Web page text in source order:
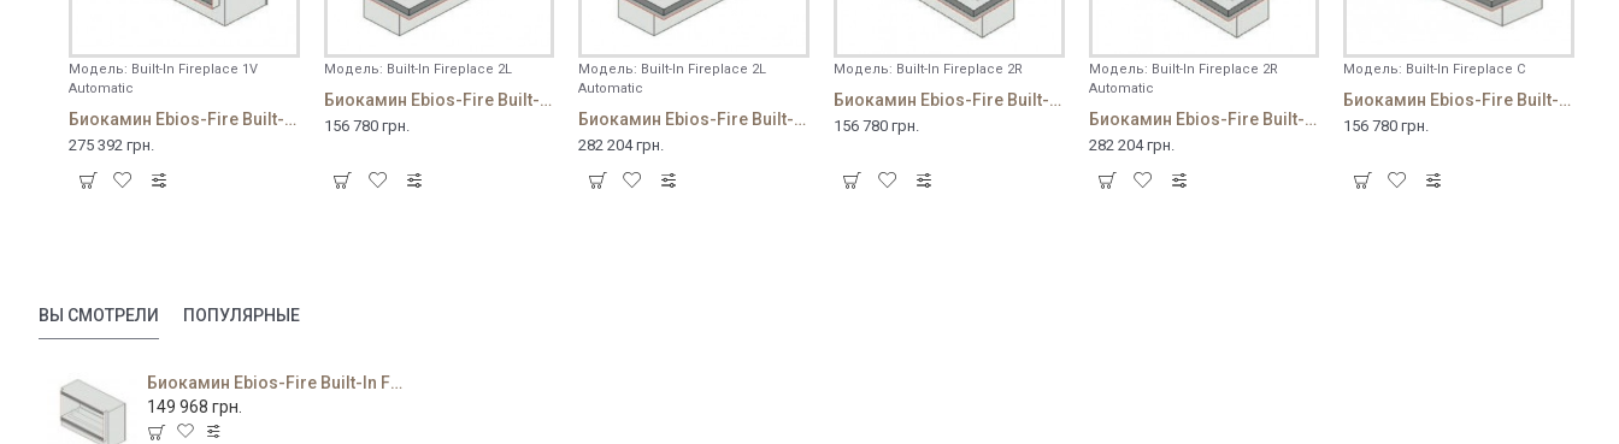
Модель: Built-In Fireplace 1V
Automatic
Биокамин Ebios-Fire Built-In Fireplace 1V Automatic
275 392 грн.
Модель: Built-In Fireplace 2L
Биокамин Ebios-Fire Built-In Fireplace 2L
156 780 грн.
Модель: Built-In Fireplace 2L
Automatic
Биокамин Ebios-Fire Built-In Fireplace 2L (Automatic)
282 204 грн.
Модель: Built-In Fireplace 2R
Биокамин Ebios-Fire Built-In Fireplace 2R
156 780 грн.
Модель: Built-In Fireplace 2R
Automatic
Биокамин Ebios-Fire Built-In Fireplace 2R (Automatic)
282 204 грн.
Модель: Built-In Fireplace C
Биокамин Ebios-Fire Built-In Fireplace C
156 780 грн.
ВЫ СМОТРЕЛИ ПОПУЛЯРНЫЕ
Биокамин Ebios-Fire Built-In Fireplace 1V
149 968 грн.